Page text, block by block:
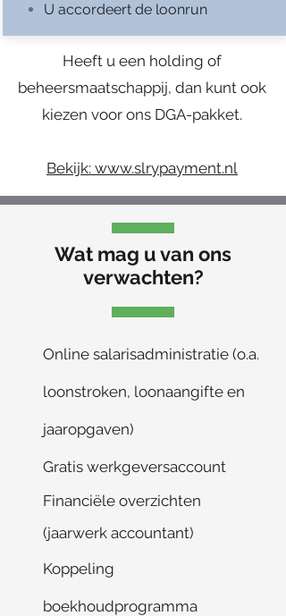
U accordeert de loonrun
Heeft u een holding of
beheersmaatschappij, dan kunt ook
kiezen voor ons DGA-pakket.
Bekijk: www.slrypayment.nl
Wat mag u van ons
verwachten?
Online salarisadministratie (o.a.
loonstroken, loonaangifte en
jaaropgaven)
Gratis werkgeversaccount
Financiële overzichten
(jaarwerk accountant)
Koppeling
boekhoudprogramma